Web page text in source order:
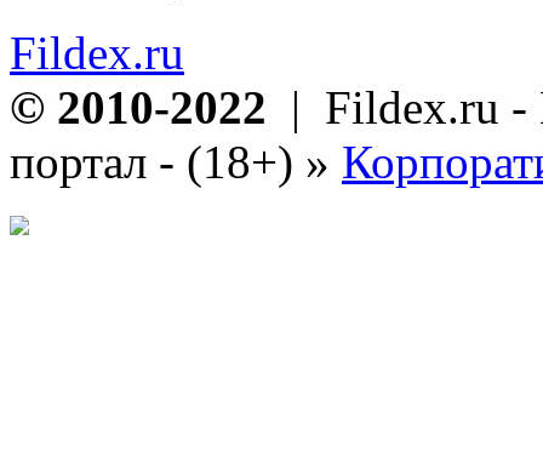
Fildex.ru
© 2010-2022 | Fildex.ru -
портал - (18+) »